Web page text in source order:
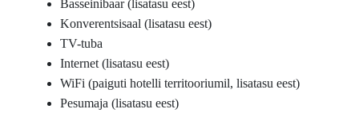
Basseinibaar (lisatasu eest)
Konverentsisaal (lisatasu eest)
TV-tuba
Internet (lisatasu eest)
WiFi (paiguti hotelli territooriumil, lisatasu eest)
Pesumaja (lisatasu eest)